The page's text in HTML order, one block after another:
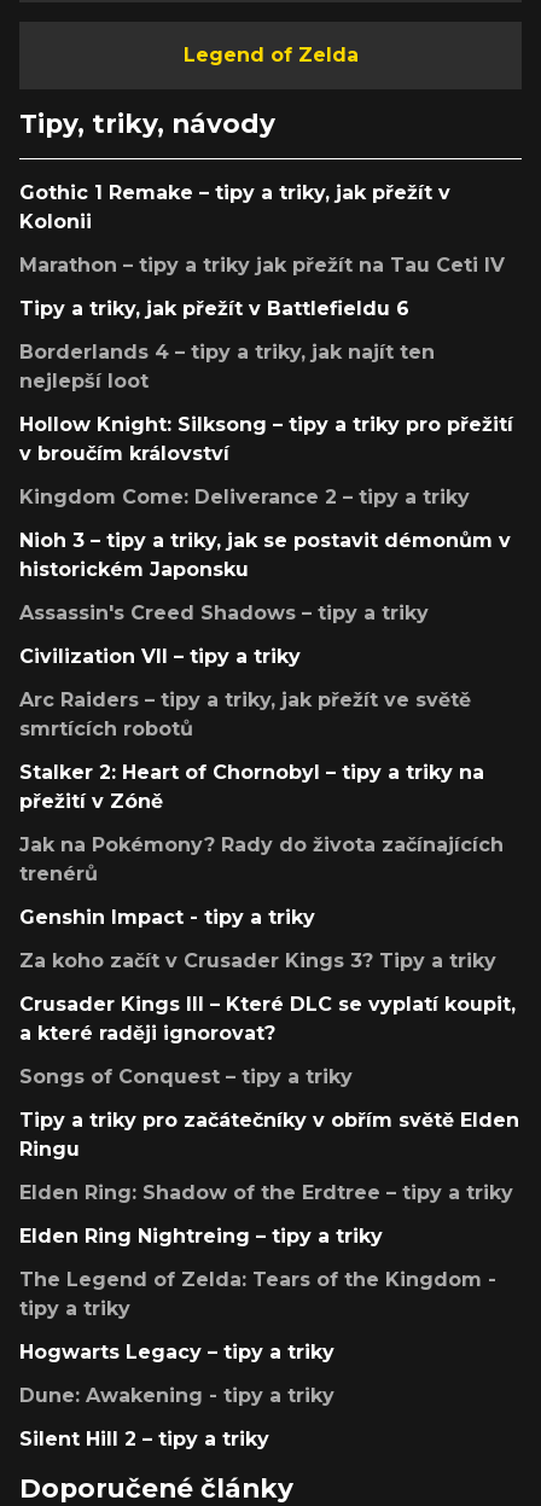
Legend of Zelda
Tipy, triky, návody
Gothic 1 Remake – tipy a triky, jak přežít v
Kolonii
Marathon – tipy a triky jak přežít na Tau Ceti IV
Tipy a triky, jak přežít v Battlefieldu 6
Borderlands 4 – tipy a triky, jak najít ten
nejlepší loot
Hollow Knight: Silksong – tipy a triky pro přežití
v broučím království
Kingdom Come: Deliverance 2 – tipy a triky
Nioh 3 – tipy a triky, jak se postavit démonům v
historickém Japonsku
Assassin's Creed Shadows – tipy a triky
Civilization VII – tipy a triky
Arc Raiders – tipy a triky, jak přežít ve světě
smrtících robotů
Stalker 2: Heart of Chornobyl – tipy a triky na
přežití v Zóně
Jak na Pokémony? Rady do života začínajících
trenérů
Genshin Impact - tipy a triky
Za koho začít v Crusader Kings 3? Tipy a triky
Crusader Kings III – Které DLC se vyplatí koupit,
a které raději ignorovat?
Songs of Conquest – tipy a triky
Tipy a triky pro začátečníky v obřím světě Elden
Ringu
Elden Ring: Shadow of the Erdtree – tipy a triky
Elden Ring Nightreing – tipy a triky
The Legend of Zelda: Tears of the Kingdom -
tipy a triky
Hogwarts Legacy – tipy a triky
Dune: Awakening - tipy a triky
Silent Hill 2 – tipy a triky
Doporučené články